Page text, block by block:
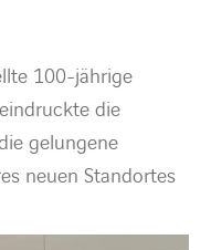
100-jährige
die
gelungene
neuen Standortes